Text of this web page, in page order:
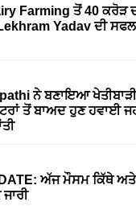
Farming ਤੋਂ 40 ਕਰੋੜ
Yadav ਦੀ
ਨੇ ਬਣਾਇਆ
ਤੋਂ ਬਾਅਦ ਹੁਣ ਹਵਾਈ
ਅੱਜ ਮੌਸਮ ਕਿੱਥੇ ਅਤੇ